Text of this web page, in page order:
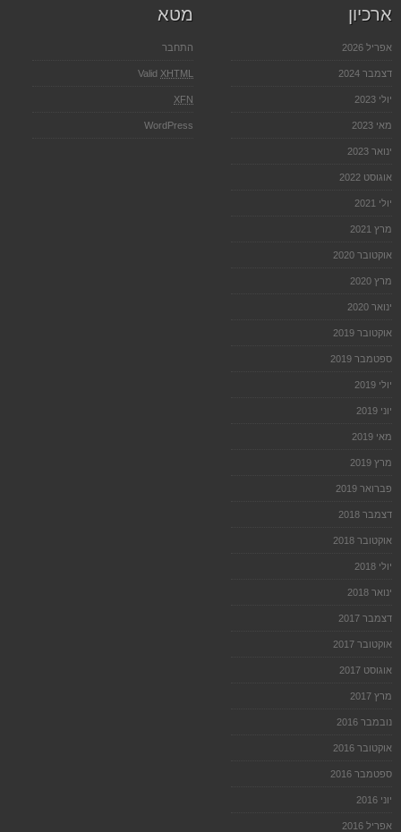
ארכיון
אפריל 2026
דצמבר 2024
יולי 2023
מאי 2023
ינואר 2023
אוגוסט 2022
יולי 2021
מרץ 2021
אוקטובר 2020
מרץ 2020
ינואר 2020
אוקטובר 2019
ספטמבר 2019
יולי 2019
יוני 2019
מאי 2019
מרץ 2019
פברואר 2019
דצמבר 2018
אוקטובר 2018
יולי 2018
ינואר 2018
דצמבר 2017
אוקטובר 2017
אוגוסט 2017
מרץ 2017
נובמבר 2016
אוקטובר 2016
ספטמבר 2016
יוני 2016
אפריל 2016
מטא
התחבר
Valid XHTML
XFN
WordPress